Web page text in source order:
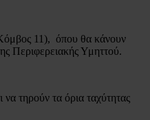
11), όπου θα κάνουν
Περιφερειακής Υμηττού.
τηρούν τα όρια ταχύτητας